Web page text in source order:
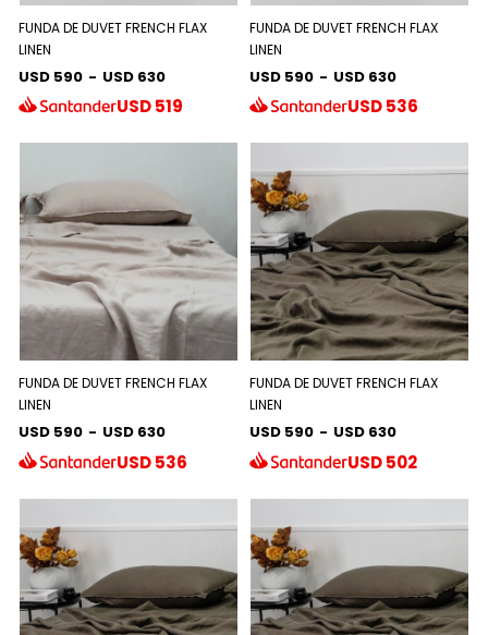
FUNDA DE DUVET FRENCH FLAX
LINEN
USD 590 - USD 630
USD519
FUNDA DE DUVET FRENCH FLAX
LINEN
USD 590 - USD 630
USD536
FUNDA DE DUVET FRENCH FLAX
LINEN
USD 590 - USD 630
USD536
FUNDA DE DUVET FRENCH FLAX
LINEN
USD 590 - USD 630
USD502